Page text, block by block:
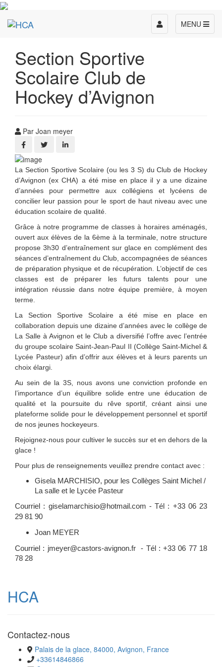
MENU
Toggle
navigation
Section Sportive
Scolaire Club de
Hockey d’Avignon
Par Joan meyer
La Section Sportive Scolaire (ou les 3 S) du Club de Hockey
d’Avignon (ex CHA) a été mise en place il y a une dizaine
d’années pour permettre aux collégiens et lycéens de
concilier leur passion pour le sport de haut niveau avec une
éducation scolaire de qualité.
Grâce à notre programme de classes à horaires aménagés,
ouvert aux élèves de la 6ème à la terminale, notre structure
propose 3h30 d’entraînement sur glace en complément des
séances d’entraînement du Club, accompagnées de séances
de préparation physique et de récupération. L’objectif de ces
classes est de préparer les futurs talents pour une
intégration réussie dans notre équipe première, à moyen
terme.
La Section Sportive Scolaire a été mise en place en
collaboration depuis une dizaine d’années avec le collège de
La Salle à Avignon et le Club a diversifié l’offre avec l’entrée
du groupe scolaire Saint-Jean-Paul II (Collège Saint-Michel &
Lycée Pasteur) afin d’offrir aux élèves et à leurs parents un
choix élargi.
Au sein de la 3S, nous avons une conviction profonde en
l’importance d’un équilibre solide entre une éducation de
qualité et la poursuite du rêve sportif, créant ainsi une
plateforme solide pour le développement personnel et sportif
de nos jeunes hockeyeurs.
Rejoignez-nous pour cultiver le succès sur et en dehors de la
glace !
Pour plus de renseignements veuillez prendre contact avec :
Gisela MARCHISIO, pour les Collèges Saint Michel /
La salle et le Lycée Pasteur
Courriel : giselamarchisio@hotmail.com - Tél : +33 06 23
29 81 90
Joan MEYER
Courriel : jmeyer@castors-avignon.fr - Tél : +33 06 77 18
78 28
HCA
Contactez-nous
Palais de la glace, 84000, Avignon, France
+33614846866